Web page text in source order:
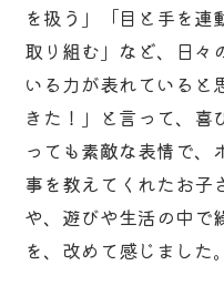
を扱う」「目と手を連
取り組む」など、日々
いる力が表れていると
きた！」と言って、喜
っても素敵な表情で、
事を教えてくれたお子
や、遊びや生活の中で
を、改めて感じまし